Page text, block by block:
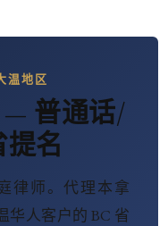
温地区
— 普通话/
提名
律师。代理本拿
华人客户的 BC 省